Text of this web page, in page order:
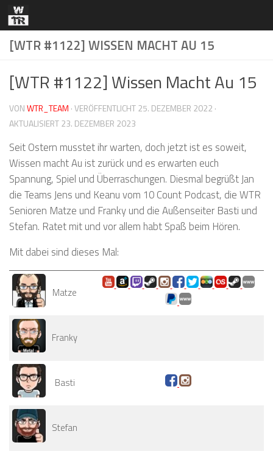
Zum Inhalt springen
[WTR #1122] WISSEN MACHT AU 15
[WTR #1122] Wissen Macht Au 15
VONWTR_TEAM · VERÖFFENTLICHT25. DEZEMBER 2022 ·
AKTUALISIERT23. DEZEMBER 2023
Seit Ostern musstet ihr warten, doch jetzt ist es soweit,
Wissen macht Au ist zurück und es erwarten euch
Spannung, Spiel und Überraschungen. Diesmal begrüßt Jan
die Teams Jens und Keanu vom 10 Count Podcast, die WTR
Senioren Matze und Franky und die Außenseiter Basti und
Stefan. Ratet mit und vor allem habt Spaß beim Hören.
Mit dabei sind dieses Mal:
Matze
Franky
Basti
Stefan